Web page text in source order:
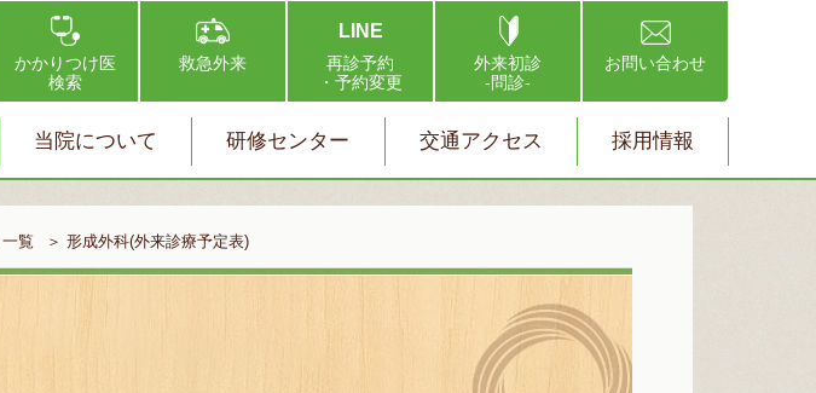
かかりつけ医
検索
救急外来
LINE
再診予約
・予約変更
外来初診
-問診-
お問い合わせ
当院について 研修センター 交通アクセス 採用情報
覧 ＞ 形成外科(外来診療予定表)